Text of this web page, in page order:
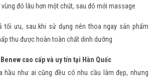
đó lâu hơn một chút, sau đó mới massage
tối ưu, sau khi sử dụng nên thoa ngay sản phẩm
thu được hoàn toàn chất dinh dưỡng
cao cấp và uy tín tại Hàn Quốc
hầu như ai cũng đều có nhu cầu làm đẹp, nhưng